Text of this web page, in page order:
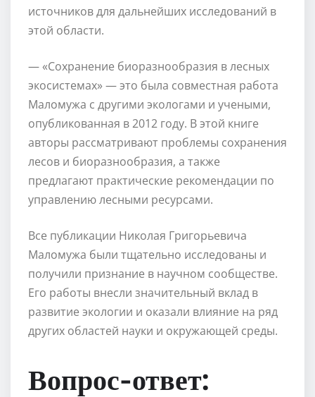
источников для дальнейших исследований в
этой области.
— «Сохранение биоразнообразия в лесных
экосистемах» — это была совместная работа
Маломужа с другими экологами и учеными,
опубликованная в 2012 году. В этой книге
авторы рассматривают проблемы сохранения
лесов и биоразнообразия, а также
предлагают практические рекомендации по
управлению лесными ресурсами.
Все публикации Николая Григорьевича
Маломужа были тщательно исследованы и
получили признание в научном сообществе.
Его работы внесли значительный вклад в
развитие экологии и оказали влияние на ряд
других областей науки и окружающей среды.
Вопрос-ответ: